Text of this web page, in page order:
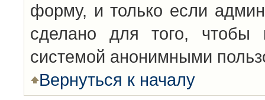
форму, и только если
сделано для того, чтобы
системой анонимными
Вернуться к началу